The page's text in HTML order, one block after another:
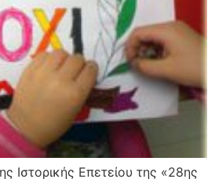
Ιστορικής Επετείου της «28ης